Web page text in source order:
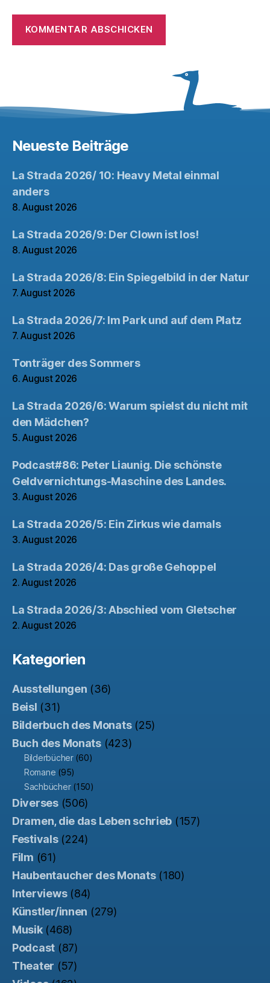
Neueste Beiträge
La Strada 2026/ 10: Heavy Metal einmal
anders
8. August 2026
La Strada 2026/9: Der Clown ist los!
8. August 2026
La Strada 2026/8: Ein Spiegelbild in der Natur
7. August 2026
La Strada 2026/7: Im Park und auf dem Platz
7. August 2026
Tonträger des Sommers
6. August 2026
La Strada 2026/6: Warum spielst du nicht mit
den Mädchen?
5. August 2026
Podcast#86: Peter Liaunig. Die schönste
Geldvernichtungs-Maschine des Landes.
3. August 2026
La Strada 2026/5: Ein Zirkus wie damals
3. August 2026
La Strada 2026/4: Das große Gehoppel
2. August 2026
La Strada 2026/3: Abschied vom Gletscher
2. August 2026
Kategorien
Ausstellungen (36)
Beisl (31)
Bilderbuch des Monats(25)
Buch des Monats(423)
Bilderbücher(60)
Romane (95)
Sachbücher(150)
Diverses(506)
Dramen, die das Leben schrieb (157)
Festivals(224)
Film (61)
Haubentaucher des Monats(180)
Interviews(84)
Künstler/innen (279)
Musik(468)
Podcast (87)
Theater (57)